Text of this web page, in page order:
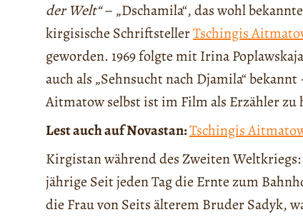
der Welt“– „Dschamila“, das wohl
kirgisische SchriftstellerTschingis
geworden. 1969 folgte mit Irina
auch als „Sehnsucht nach Djamila“
Aitmatow selbst ist im Film als Erzähler zu
Lest auch auf Novastan:Tschingis
Kirgistan während des Zweiten
jährige Seit jeden Tag die Ernte zum
die Frau von Seits älterem Bruder Sadyk,